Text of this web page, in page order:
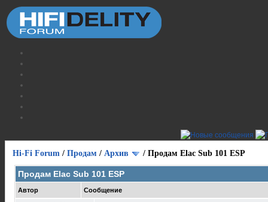
Hi-Fi Forum / Продам / Архив / Продам Elac Sub 101 ESP
Продам Elac Sub 101 ESP
Автор Сообщение